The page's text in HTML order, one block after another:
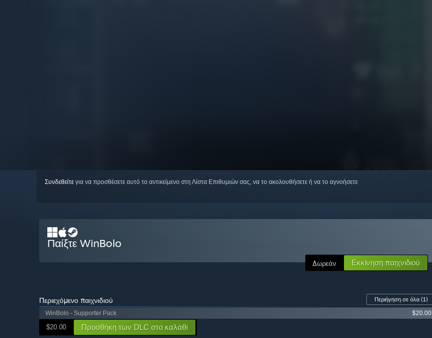
Συνδεθείτε για να προσθέσετε αυτό το αντικείμενο στη Λίστα Επιθυμιών σας, να το ακολουθήσετε ή να το αγνοήσετε
Παίξτε WinBolo
Δωρεάν Εκκίνηση παιχνιδιού
Περιεχόμενο παιχνιδιού Περιήγηση σε όλα (1)
WinBolo - Supporter Pack
$20.00
$20.00 Προσθήκη των DLC στο καλάθι